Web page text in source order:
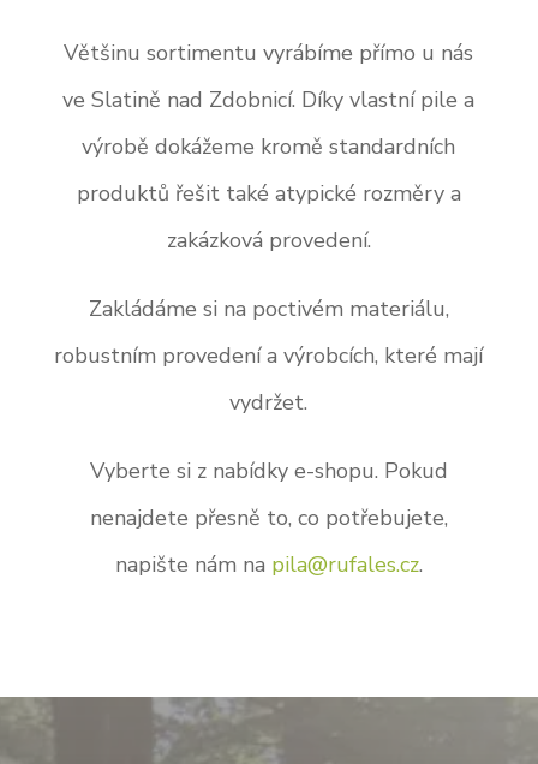
Většinu sortimentu vyrábíme přímo u nás
ve Slatině nad Zdobnicí. Díky vlastní pile a
výrobě dokážeme kromě standardních
produktů řešit také atypické rozměry a
zakázková provedení.
Zakládáme si na poctivém materiálu,
robustním provedení a výrobcích, které mají
vydržet.
Vyberte si z nabídky e-shopu. Pokud
nenajdete přesně to, co potřebujete,
napište nám na pila@rufales.cz.